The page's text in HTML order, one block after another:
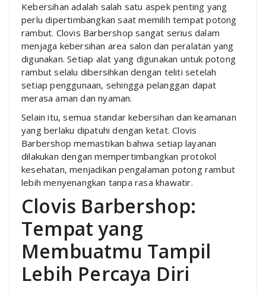
Kebersihan adalah salah satu aspek penting yang
perlu dipertimbangkan saat memilih tempat potong
rambut. Clovis Barbershop sangat serius dalam
menjaga kebersihan area salon dan peralatan yang
digunakan. Setiap alat yang digunakan untuk potong
rambut selalu dibersihkan dengan teliti setelah
setiap penggunaan, sehingga pelanggan dapat
merasa aman dan nyaman.
Selain itu, semua standar kebersihan dan keamanan
yang berlaku dipatuhi dengan ketat. Clovis
Barbershop memastikan bahwa setiap layanan
dilakukan dengan mempertimbangkan protokol
kesehatan, menjadikan pengalaman potong rambut
lebih menyenangkan tanpa rasa khawatir.
Clovis Barbershop:
Tempat yang
Membuatmu Tampil
Lebih Percaya Diri